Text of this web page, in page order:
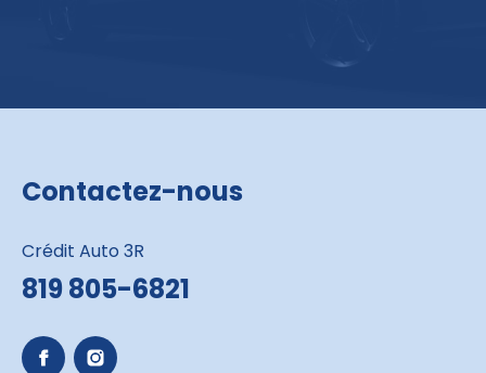
Contactez-nous
Crédit Auto 3R
819 805-6821